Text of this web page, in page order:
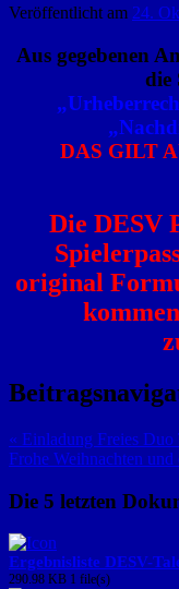
Veröffentlicht am 24.
Aus gegebenen
die
DAS GILT
Die DESV
original
« Einladung Freies
Frohe Weihnachten und
Die 5 letzten
Ergebnisliste DESV-
290.98 KB 1 file(s)